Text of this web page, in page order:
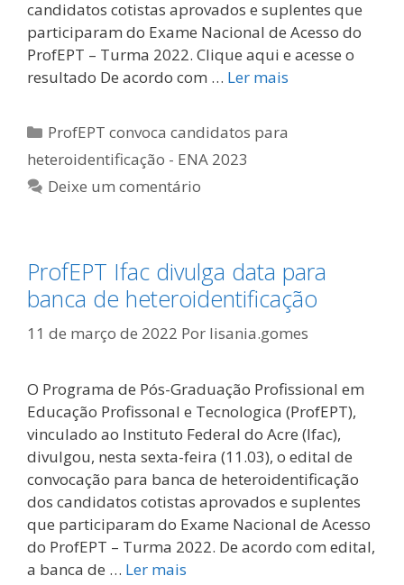
candidatos cotistas aprovados e suplentes que
participaram do Exame Nacional de Acesso do
ProfEPT – Turma 2022. Clique aqui e acesse o
resultado De acordo com … Ler mais
Categorias
ProfEPT convoca candidatos para
heteroidentificação - ENA 2023
Deixe um comentário
ProfEPT Ifac divulga data para
banca de heteroidentificação
11 de março de 2022 Por lisania.gomes
O Programa de Pós-Graduação Profissional em
Educação Profissonal e Tecnologica (ProfEPT),
vinculado ao Instituto Federal do Acre (Ifac),
divulgou, nesta sexta-feira (11.03), o edital de
convocação para banca de heteroidentificação
dos candidatos cotistas aprovados e suplentes
que participaram do Exame Nacional de Acesso
do ProfEPT – Turma 2022. De acordo com edital,
a banca de … Ler mais